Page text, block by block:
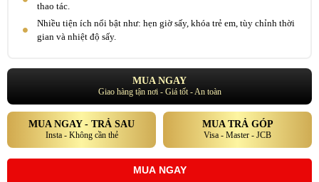
thao tác.
Nhiều tiện ích nổi bật như: hẹn giờ sấy, khóa trẻ em, tùy chỉnh thời
gian và nhiệt độ sấy.
MUA NGAY
Giao hàng tận nơi - Giá tốt - An toàn
MUA NGAY - TRẢ SAU
Insta - Không cần thẻ
MUA TRẢ GÓP
Visa - Master - JCB
MUA NGAY